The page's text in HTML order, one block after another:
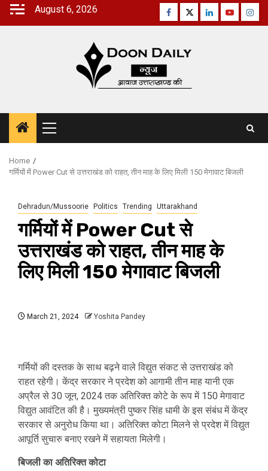
Skip
August 6, 2026 Facebook
TwitterLinkedinYoutube
Primary
Menu
Home
गर्मियों में Power Cut से उत्तराखंड को राहत, तीन माह के लिए मिली 150 मेगावाट बिजली
Dehradun/Mussoorie Politics Trending Uttarakhand
गर्मियों में Power Cut से
उत्तराखंड को राहत, तीन माह के
लिए मिली 150 मेगावाट बिजली
March 21, 2024 Yoshita Pandey
गर्मियों की दस्तक के साथ बढ़ने वाले विद्युत संकट से उत्तराखंड को
राहत रहेगी। केंद्र सरकार ने प्रदेश को आगामी तीन माह यानी एक
अप्रैल से 30 जून, 2024 तक अतिरिक्त कोटे के रूप में 150 मेगावाट
विद्युत आवंटित की है। मुख्यमंत्री पुष्कर सिंह धामी के इस संबंध में केंद्र
सरकार से अनुरोध किया था। अतिरिक्त कोटा मिलने से प्रदेश में विद्युत
आपूर्ति सुचारु बनाए रखने में सहायता मिलेगी।
बिजली का अतिरिक्त कोटा